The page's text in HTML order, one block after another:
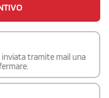
tramite mail una